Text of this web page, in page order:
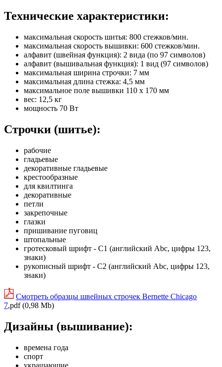
Технические характеристики:
максимальная скорость шитья: 800 стежков/мин.
максимальная скорость вышивки: 600 стежков/мин.
алфавит (швейная функция): 2 вида (по 97 символов)
алфавит (вышивальная функция): 1 вид (97 символов)
максимальная ширина строчки: 7 мм
максимальная длина стежка: 4,5 мм
максимальное поле вышивки 110 х 170 мм
вес: 12,5 кг
мощность 70 Вт
Строчки (шитье):
рабочие
гладьевые
декоративные гладьевые
крестообразные
для квилтинга
декоративные
петли
закрепочные
глазки
пришивание пуговиц
штопальные
гротесковый шрифт - C1 (английский Abc, цифры 123,
знаки)
рукописный шрифт - C2 (английский Abc, цифры 123,
знаки)
Смотреть образцы швейных строчек Bernette Chicago
7,pdf (0,98 Mb)
Дизайны (вышивание):
времена года
спорт
украшающие